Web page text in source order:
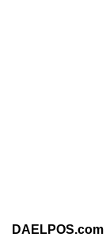
DAELPOS.com